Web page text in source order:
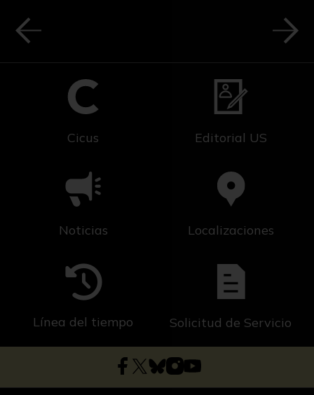
Cicus Editorial US
Noticias Localizaciones
Línea del tiempo Solicitud de Servicio